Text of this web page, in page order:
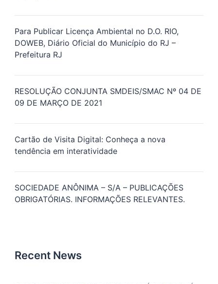
Para Publicar Licença Ambiental no D.O. RIO,
DOWEB, Diário Oficial do Município do RJ –
Prefeitura RJ
RESOLUÇÃO CONJUNTA SMDEIS/SMAC Nº 04 DE
09 DE MARÇO DE 2021
Cartão de Visita Digital: Conheça a nova
tendência em interatividade
SOCIEDADE ANÔNIMA – S/A – PUBLICAÇÕES
OBRIGATÓRIAS. INFORMAÇÕES RELEVANTES.
Recent News